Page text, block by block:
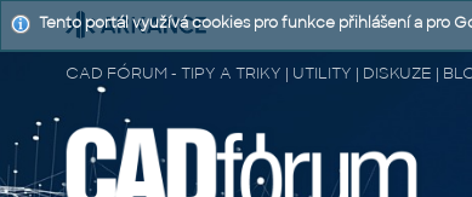
CAD FÓRUM - TIPY A TRIKY | UTILITY | DISKUZE |
Tento portál využívá cookies pro funkce přihlášení a pro